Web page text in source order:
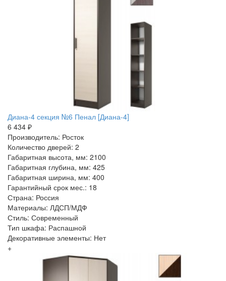
Диана-4 секция №6 Пенал [Диана-4]
6 434 ₽
Производитель: Росток
Количество дверей: 2
Габаритная высота, мм: 2100
Габаритная глубина, мм: 425
Габаритная ширина, мм: 400
Гарантийный срок мес.: 18
Страна: Россия
Материалы: ЛДСП/МДФ
Стиль: Современный
Тип шкафа: Распашной
Декоративные элементы: Нет
+